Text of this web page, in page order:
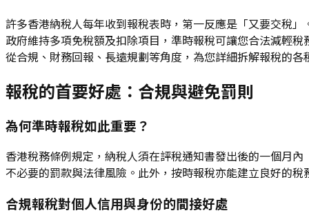
許多香港納稅人每年收到報稅表時，第一反應是「又要交稅
政府維持多項免稅額及扣除項目，準時報稅可讓您合法減輕
從合規、財務回報、長遠規劃等角度，為您詳細拆解報稅的
報稅的首要好處：合規與避免罰則
為何準時報稅如此重要？
香港稅務條例規定，納稅人須在評稅通知書發出後的一個月
不必要的罰款與法律風險。此外，按時報稅亦能建立良好的
合規報稅對個人信用與身份的間接好處